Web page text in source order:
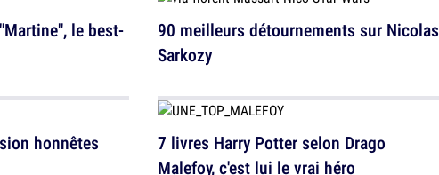
le best-
honnêtes
90 meilleurs détournements sur Nicolas
Sarkozy
7 livres Harry Potter selon Drago
Malefoy, c'est lui le vrai héro